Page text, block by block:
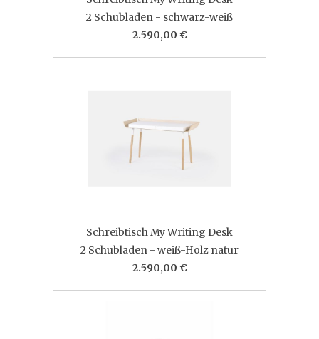
2 Schubladen - schwarz-weiß
2.590,00 €
Schreibtisch My Writing Desk
2 Schubladen - weiß-Holz natur
2.590,00 €